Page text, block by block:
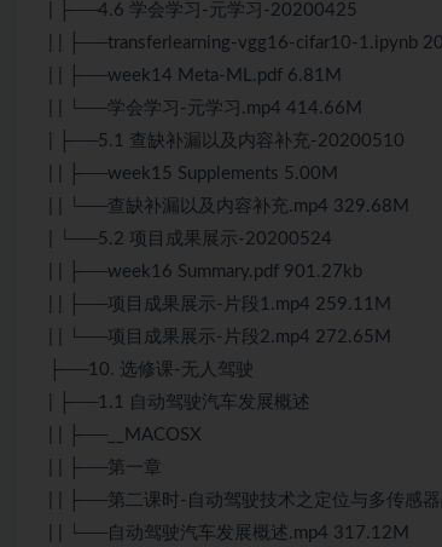
| ├──4.6 学会学习-元学习-20200425
| | ├──transferlearning-vgg16-cifar10-1.ipynb
| | ├──week14 Meta-ML.pdf 6.81M
| | └──学会学习-元学习.mp4 414.66M
| ├──5.1 查缺补漏以及内容补充-20200510
| | ├──week15 Supplements 5.00M
| | └──查缺补漏以及内容补充.mp4 329.68M
| └──5.2 项目成果展示-20200524
| | ├──week16 Summary.pdf 901.27kb
| | ├──项目成果展示-片段1.mp4 259.11M
| | └──项目成果展示-片段2.mp4 272.65M
├──10. 选修课-无人驾驶
| ├──1.1 自动驾驶汽车发展概述
| | ├──__MACOSX
| | ├──第一章
| | ├──第二课时-自动驾驶技术之定位与多传感
| | └──自动驾驶汽车发展概述.mp4 317.12M